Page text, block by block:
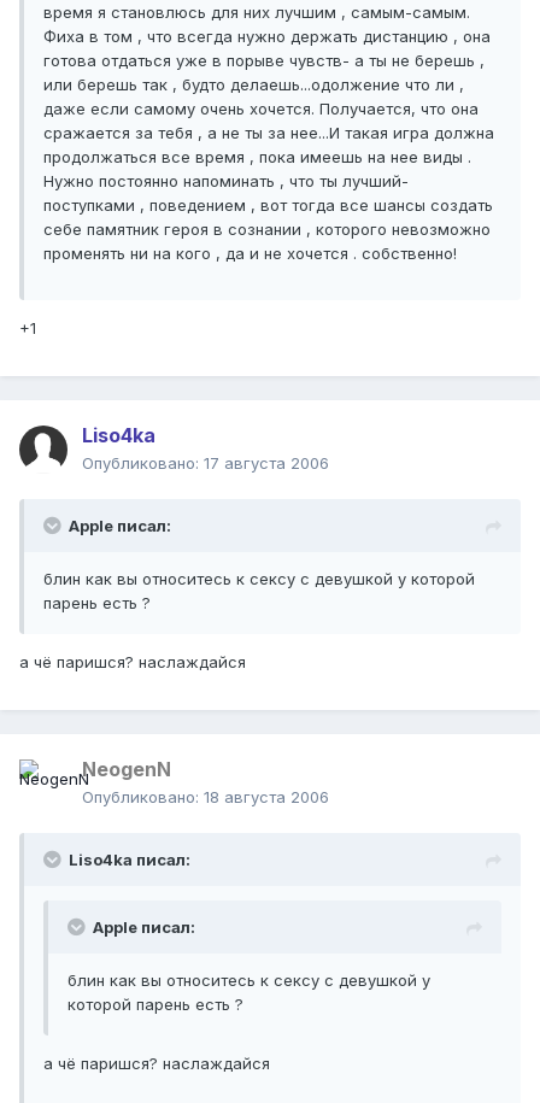
время я становлюсь для них лучшим , самым-самым.
Фиха в том , что всегда нужно держать дистанцию , она
готова отдаться уже в порыве чувств- а ты не берешь ,
или берешь так , будто делаешь...одолжение что ли ,
даже если самому очень хочется. Получается, что она
сражается за тебя , а не ты за нее...И такая игра должна
продолжаться все время , пока имеешь на нее виды .
Нужно постоянно напоминать , что ты лучший-
поступками , поведением , вот тогда все шансы создать
себе памятник героя в сознании , которого невозможно
променять ни на кого , да и не хочется . собственно!
+1
Liso4ka
Опубликовано: 17 августа 2006
Apple писал:
блин как вы относитесь к сексу с девушкой у которой
парень есть ?
а чё паришся? наслаждайся
NeogenN
Опубликовано: 18 августа 2006
Liso4ka писал:
Apple писал:
блин как вы относитесь к сексу с девушкой у
которой парень есть ?
а чё паришся? наслаждайся